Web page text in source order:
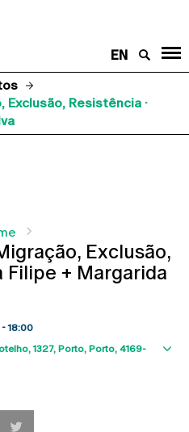
EN
Resistência ·
Exclusão,
Filipe + Margarida
18:00
1327 Porto Porto 4169-